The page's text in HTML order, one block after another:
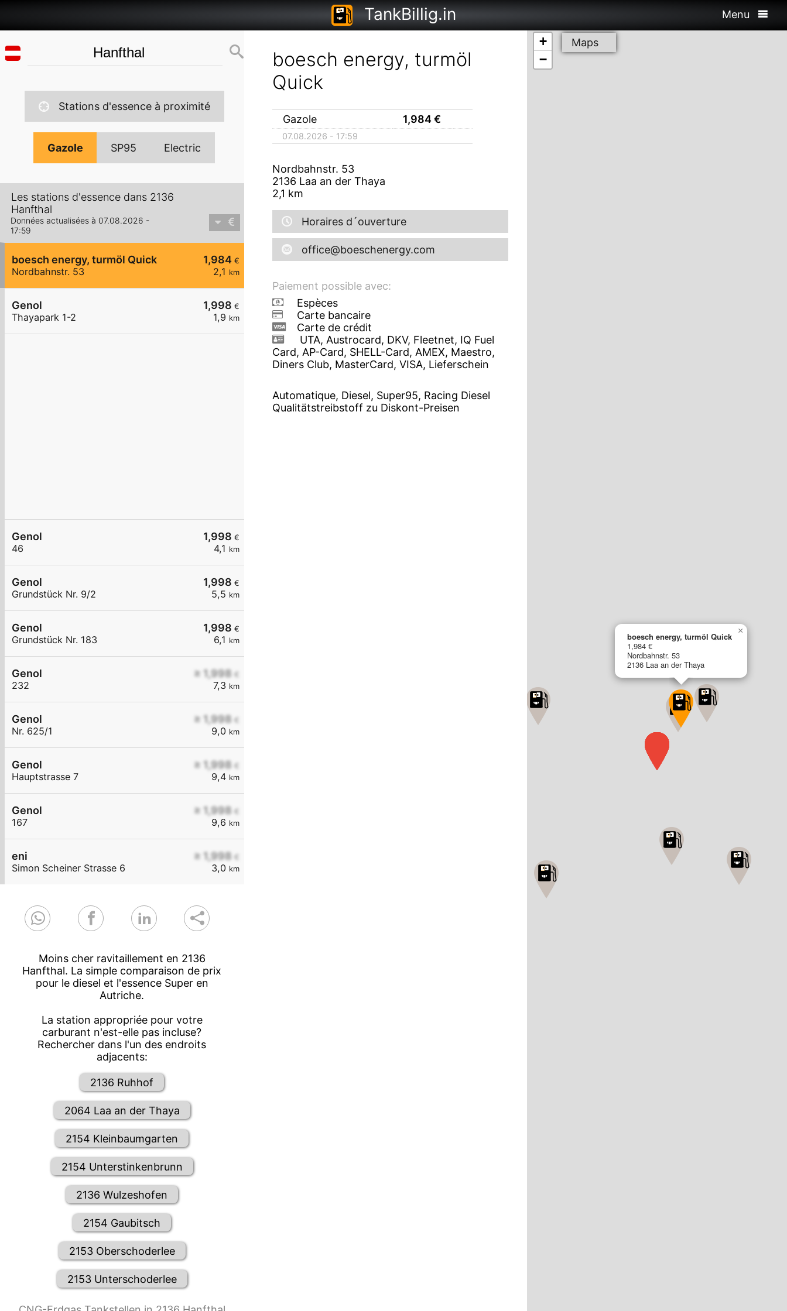
TankBillig.in Menu
Stations d'essence à proximité
Gazole SP95 Electric
Les stations d'essence dans 2136
Hanfthal
Données actualisées à 07.08.2026 -
17:59
1,984 €
2,1 km
boesch energy, turmöl Quick
Nordbahnstr. 53
1,998 €
1,9 km
Genol
Thayapark 1-2
1,998 €
4,1 km
Genol
46
1,998 €
5,5 km
Genol
Grundstück Nr. 9/2
1,998 €
6,1 km
Genol
Grundstück Nr. 183
≥ 1,998 €
7,3 km
Genol
232
≥ 1,998 €
9,0 km
Genol
Nr. 625/1
≥ 1,998 €
9,4 km
Genol
Hauptstrasse 7
≥ 1,998 €
9,6 km
Genol
167
≥ 1,998 €
3,0 km
eni
Simon Scheiner Strasse 6
Moins cher ravitaillement en 2136
Hanfthal. La simple comparaison de prix
pour le diesel et l'essence Super en
Autriche.
La station appropriée pour votre
carburant n'est-elle pas incluse?
Rechercher dans l'un des endroits
adjacents:
2136 Ruhhof
2064 Laa an der Thaya
2154 Kleinbaumgarten
2154 Unterstinkenbrunn
2136 Wulzeshofen
2154 Gaubitsch
2153 Oberschoderlee
2153 Unterschoderlee
boesch energy, turmöl
Quick
Gazole 1,984€
07.08.2026 - 17:59
Nordbahnstr. 53
2136 Laa an der Thaya
2,1 km
Horaires d´ouverture
office@boeschenergy.com
Paiement possible avec:
Espèces
Carte bancaire
Carte de crédit
UTA, Austrocard, DKV, Fleetnet, IQ Fuel
Card, AP-Card, SHELL-Card, AMEX, Maestro,
Diners Club, MasterCard, VISA, Lieferschein
Automatique, Diesel, Super95, Racing Diesel
Qualitätstreibstoff zu Diskont-Preisen
boesch energy, turmöl Quick
1,984 €
Nordbahnstr. 53
2136 Laa an der Thaya
×
+
−
Maps